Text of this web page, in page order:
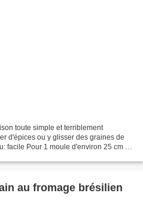
toute simple et terriblement
d'épices ou y glisser des graines de
facile Pour 1 moule d'environ 25 cm de
au fromage brésilien